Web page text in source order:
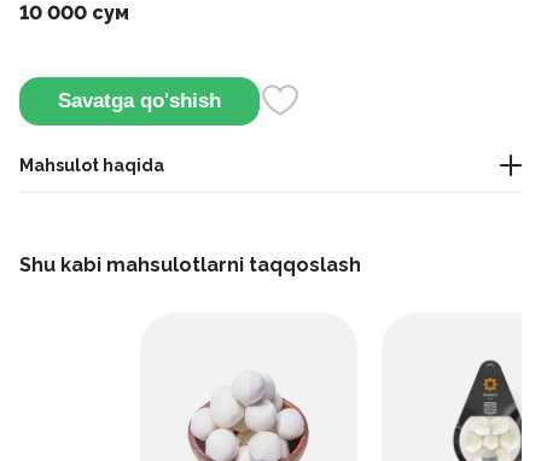
10 000 сум
Savatga qo'shish
Mahsulot haqida
Shu kabi mahsulotlarni taqqoslash